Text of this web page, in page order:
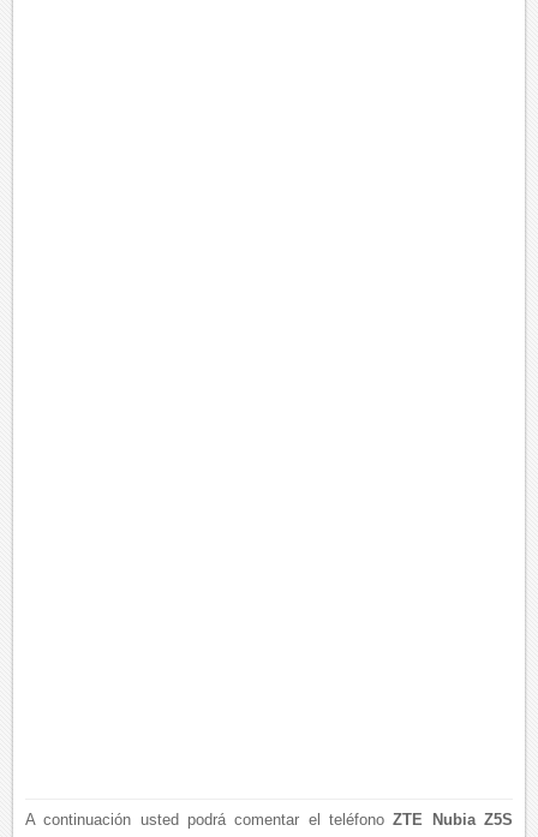
A continuación usted podrá comentar el teléfonoZTE Nubia Z5S